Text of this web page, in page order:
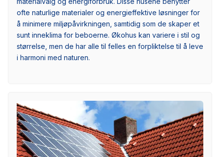
ofte naturlige materialer og energieffektive løsninger for
å minimere miljøpåvirkningen, samtidig som de skaper et
sunt inneklima for beboerne. Økohus kan variere i stil og
størrelse, men de har alle til felles en forpliktelse til å leve
i harmoni med naturen.